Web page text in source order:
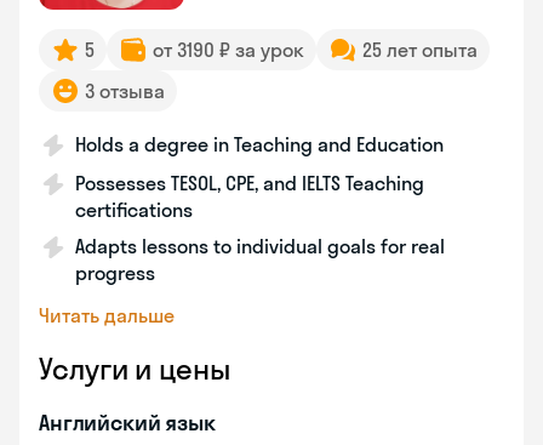
5 от 3190 ₽ за урок
25 лет опыта
3 отзыва
Holds a degree in Teaching and Education
Possesses TESOL, CPE, and IELTS Teaching
certifications
Adapts lessons to individual goals for real
progress
Читать дальше
Услуги и цены
Английский язык